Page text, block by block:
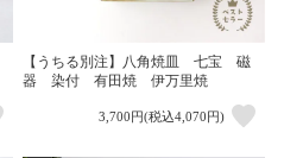
【うちる別注】八角焼皿 七宝 磁
器 染付 有田焼 伊万里焼
3,700円(税込4,070円)